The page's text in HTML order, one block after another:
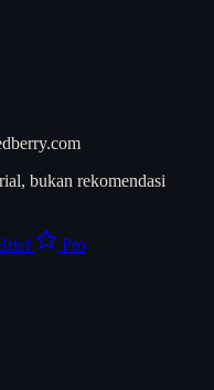
bukan rekomendasi
Pro